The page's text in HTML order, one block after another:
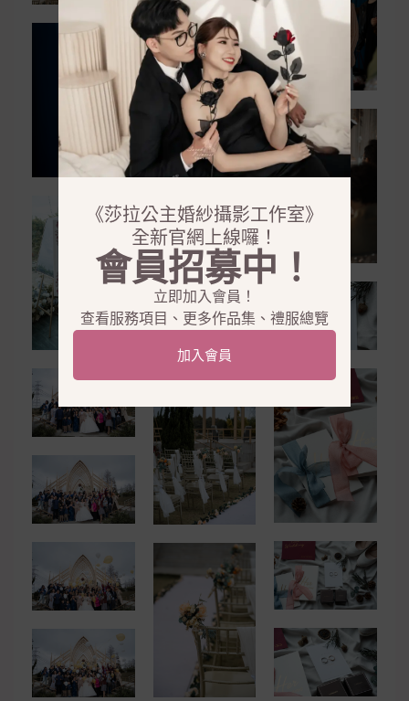
《莎拉公主婚紗攝影工作室》
全新官網上線囉！
會員招募中！
立即加入會員！
查看服務項目、更多作品集、禮服總覽
加入會員